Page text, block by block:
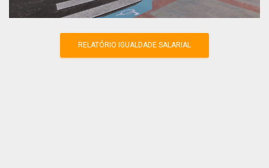
RELATÓRIO IGUALDADE SALARIAL